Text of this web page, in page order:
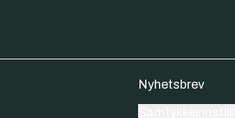
Nyhetsbrev